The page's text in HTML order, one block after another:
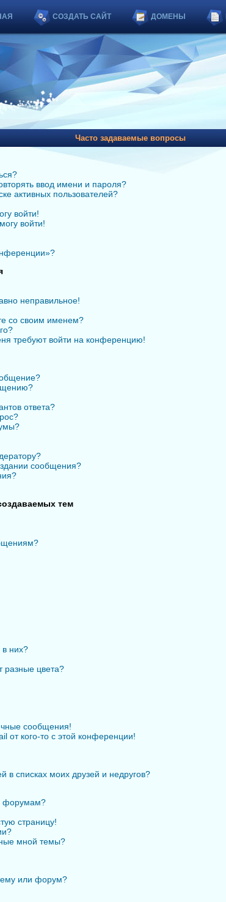
СОЗДАТЬ САЙТ ДОМЕНЫ
Часто задаваемые вопросы
ввод имени и пароля?
активных пользователей?
войти!
войти!
неправильное!
со своим именем?
требуют войти на конференцию!
ответа?
сообщения?
тем
в них?
разные цвета?
сообщения!
от кого-то с этой конференции!
в списках моих друзей и недругов?
форумам?
страницу!
мной темы?
или форум?